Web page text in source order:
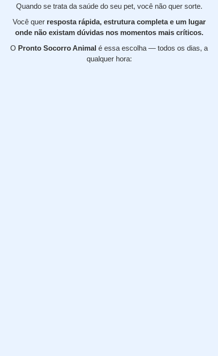
Quando se trata da saúde do seu pet, você não quer sorte.
Você quer resposta rápida, estrutura completa e um lugar
onde não existam dúvidas nos momentos mais críticos.
O Pronto Socorro Animal é essa escolha — todos os dias, a
qualquer hora: